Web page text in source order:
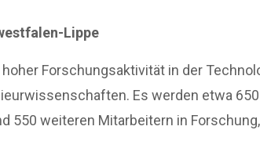
Lippe
Forschungsaktivität in der
Es werden etwa
550 weiteren Mitarbeitern in